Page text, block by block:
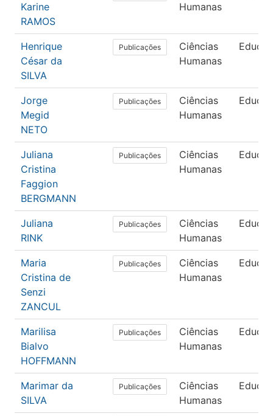
Karine
RAMOS
Humanas
Henrique
César da
SILVA
Publicações
Ciências
Humanas
Jorge
Megid
NETO
Publicações
Ciências
Humanas
Juliana
Cristina
Faggion
BERGMANN
Publicações
Ciências
Humanas
Juliana
RINK
Publicações
Ciências
Humanas
Maria
Cristina de
Senzi
ZANCUL
Publicações
Ciências
Humanas
Marilisa
Bialvo
HOFFMANN
Publicações
Ciências
Humanas
Marimar da
SILVA
Publicações
Ciências
Humanas